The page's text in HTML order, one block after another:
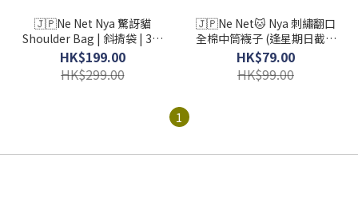
🇯🇵Ne Net Nya 驚訝貓
Shoulder Bag | 斜揹袋 | 3色
(逢星期日截單後14-21個工
作天發貨)
HK$199.00
HK$299.00
🇯🇵Ne Net🐱 Nya 刺繡翻口
全棉中筒襪子 (逢星期日截單
後25-28個工作天發貨)
HK$79.00
HK$99.00
1